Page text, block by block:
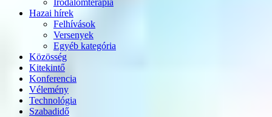
Irodalomterápia
Hazai hírek
Felhívások
Versenyek
Egyéb kategória
Közösség
Kitekintő
Konferencia
Vélemény
Technológia
Szabadidő